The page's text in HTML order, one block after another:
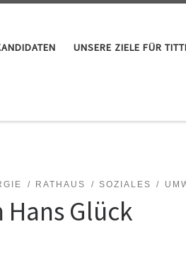
UNSERE ZIELE FÜR
RATHAUS SOZIALES
Glück